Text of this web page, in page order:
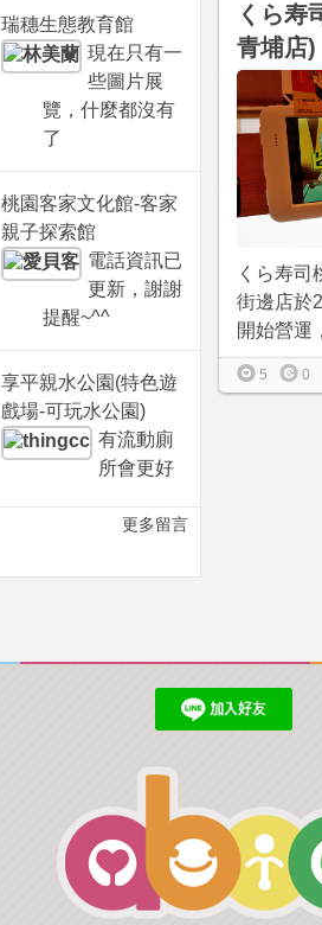
瑞穗生態教育館
現在只有一
些圖片展
覽，什麼都沒有
了
桃園客家文化館-客家
親子探索館
電話資訊已
更新，謝謝
提醒~^^
享平親水公園(特色遊
戲場-可玩水公園)
有流動廁
所會更好
更多留言
くら寿
青埔店)
くら寿司
街邊店於
開始營運
5 0